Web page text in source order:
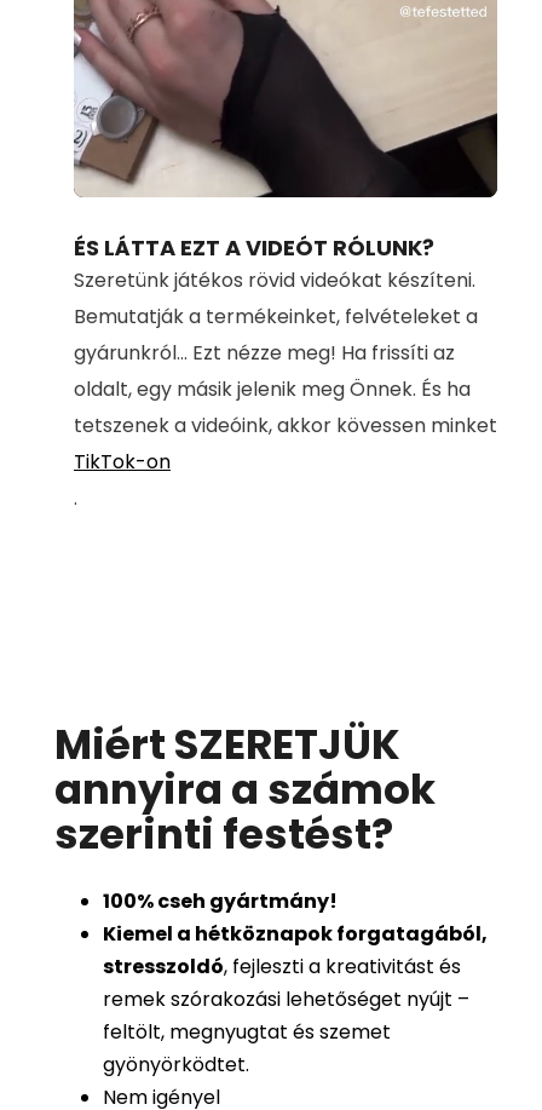
Loaded
100.00%
ÉS LÁTTA EZT A VIDEÓT RÓLUNK?
Szeretünk játékos rövid videókat készíteni.
Bemutatják a termékeinket, felvételeket a
gyárunkról... Ezt nézze meg! Ha frissíti az
oldalt, egy másik jelenik meg Önnek. És ha
tetszenek a videóink, akkor kövessen minket
TikTok-on
.
Miért SZERETJÜK
annyira a számok
szerinti festést?
100%cseh gyártmány!
Kiemel a hétköznapok forgatagából,
stresszoldó, fejleszti a kreativitást és
remek szórakozási lehetőséget nyújt –
feltölt, megnyugtat és szemet
gyönyörködtet.
Nem igényel